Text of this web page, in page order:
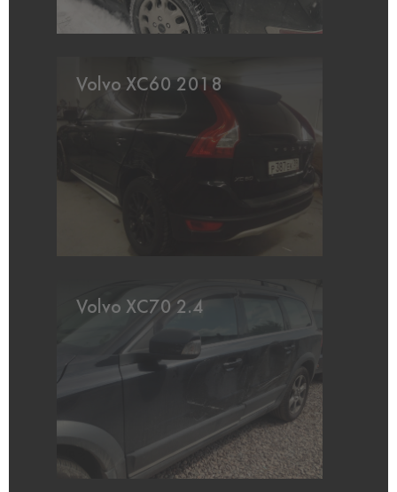
Volvo XC60 2018
Volvo XC70 2.4